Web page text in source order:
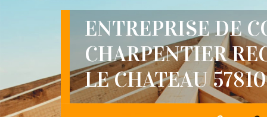
ENTREPRISE DE
CHARPENTIER
LE CHATEAU 57810